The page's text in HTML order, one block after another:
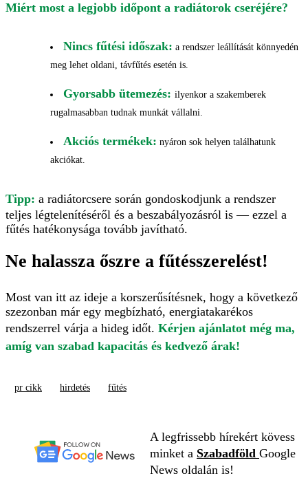
Miért most a legjobb időpont a radiátorok cseréjére?
Nincs fűtési időszak: a rendszer leállítását könnyedén
meg lehet oldani, távfűtés esetén is.
Gyorsabb ütemezés: ilyenkor a szakemberek
rugalmasabban tudnak munkát vállalni.
Akciós termékek: nyáron sok helyen találhatunk
akciókat.
Tipp: a radiátorcsere során gondoskodjunk a rendszer
teljes légtelenítéséről és a beszabályozásról is — ezzel a
fűtés hatékonysága tovább javítható.
Ne halassza őszre a fűtésszerelést!
Most van itt az ideje a korszerűsítésnek, hogy a következő
szezonban már egy megbízható, energiatakarékos
rendszerrel várja a hideg időt. Kérjen ajánlatot még ma,
amíg van szabad kapacitás és kedvező árak!
pr cikk hirdetés fűtés
A legfrissebb hírekért kövess
minket a Szabadföld Google
News oldalán is!